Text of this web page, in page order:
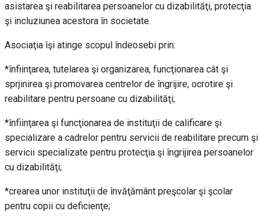
asistarea şi reabilitarea persoanelor cu dizabilităţi, protecţia
şi incluziunea acestora în societate.
Asociaţia îşi atinge scopul îndeosebi prin:
*înfiinţarea, tutelarea şi organizarea, funcţionarea cât şi
sprjinirea şi promovarea centrelor de îngrijire, ocrotire şi
reabilitare pentru persoane cu dizabilităţi;
*înfiinţarea şi funcţionarea de instituţii de calificare şi
specializare a cadrelor pentru servicii de reabilitare precum şi
servicii specializate pentru protecţia şi îngrijirea persoanelor
cu dizabilităţi;
*crearea unor instituţii de învăţământ preşcolar şi şcolar
pentru copii cu deficienţe;